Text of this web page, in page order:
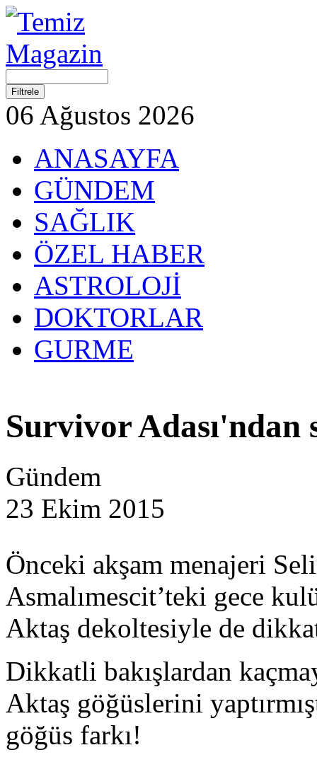
06 Ağustos 2026
ANASAYFA
GÜNDEM
SAĞLIK
ÖZEL HABER
ASTROLOJİ
DOKTORLAR
GURME
Survivor Adası'ndan
Gündem
23 Ekim 2015
Önceki akşam menajeri
Asmalımescit’teki gece
Aktaş dekoltesiyle de
Dikkatli bakışlardan
Aktaş göğüslerini
göğüs farkı!